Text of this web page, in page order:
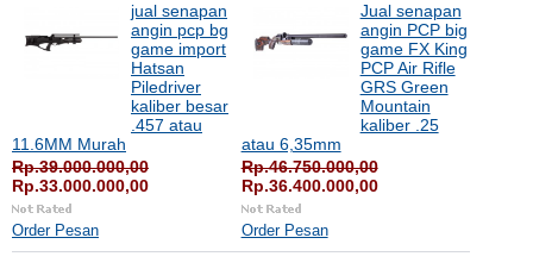
jual senapan
angin pcp bg
game import
Hatsan
Piledriver
kaliber besar
.457 atau
11.6MM Murah
Rp.39.000.000,00
Rp.33.000.000,00
Order Pesan
Jual senapan
angin PCP big
game FX King
PCP Air Rifle
GRS Green
Mountain
kaliber .25
atau 6,35mm
Rp.46.750.000,00
Rp.36.400.000,00
Order Pesan